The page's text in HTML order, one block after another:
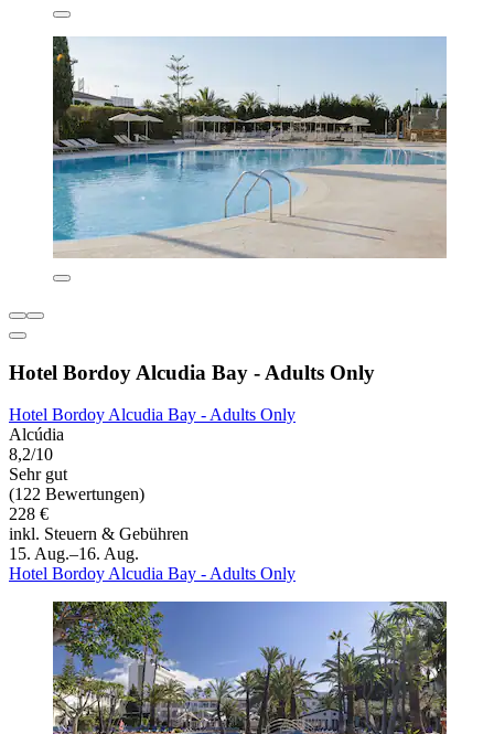
Hotel Bordoy Alcudia Bay - Adults Only
Hotel Bordoy Alcudia Bay - Adults Only
Alcúdia
8,2/10
Sehr gut
(122 Bewertungen)
228 €
inkl. Steuern & Gebühren
15. Aug.–16. Aug.
Hotel Bordoy Alcudia Bay - Adults Only